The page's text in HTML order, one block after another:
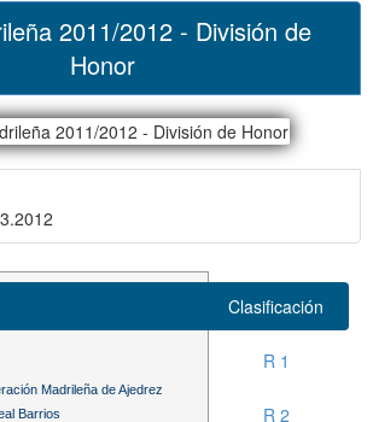
2011/2012 - División de
Honor
Madrileña de Ajedrez
Barrios
Clasificación
R 1
R 2